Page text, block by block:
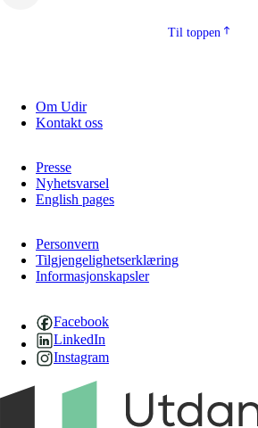
Til toppen
Om Udir
Kontakt oss
Presse
Nyhetsvarsel
English pages
Personvern
Tilgjengelighetserklæring
Informasjonskapsler
Facebook
LinkedIn
Instagram